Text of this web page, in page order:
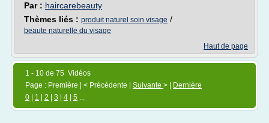
Par : haircarebeauty
Thèmes liés : produit naturel soin visage /
beaute naturelle du visage
Haut de page
1 - 10 de 75 Vidéos
Page : Première | < Précédente | Suivante > |
Dernière
0
1 2 3 4 5 ...